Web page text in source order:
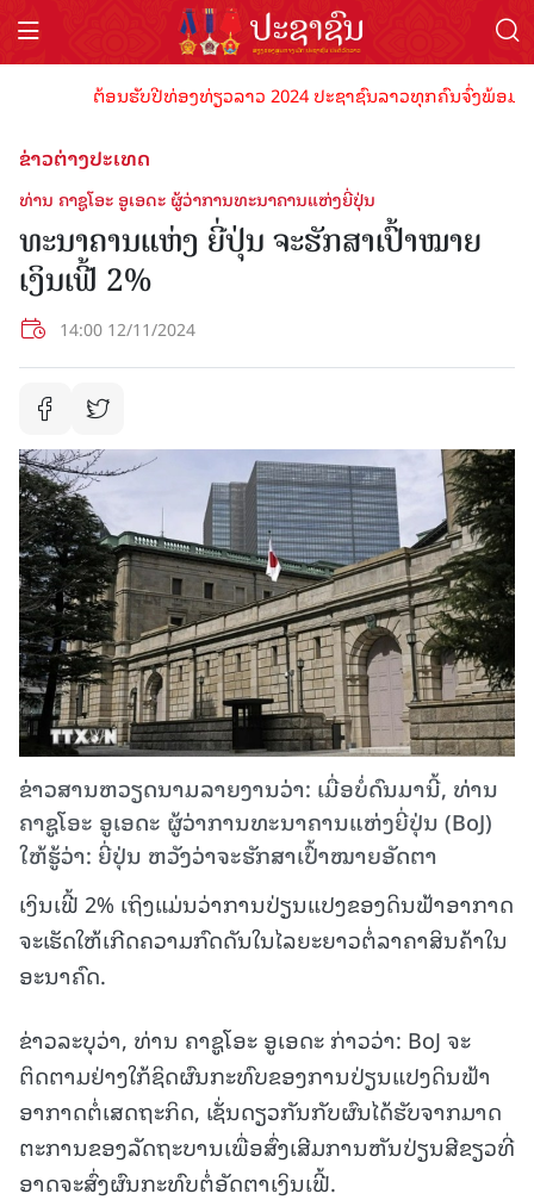
ຕ້ອນຮັບປີທ່ອງທ່ຽວລາວ 2024 ປະຊາຊົນລາວທຸກຄົນຈົ່ງພ້ອມເ
ຂ່າວຕ່າງປະເທດ
ທ່ານ ຄາຊູໂອະ ອູເອດະ ຜູ້ວ່າການທະນາຄານແຫ່ງຍີ່ປຸ່ນ
ທະນາຄານແຫ່ງ ຍີ່ປຸ່ນ ຈະຮັກສາເປົ້າໝາຍ
ເງິນເຟີ້ 2%
14:00 12/11/2024
ຂ່າວສານຫວຽດນາມລາຍງານວ່າ: ເມື່ອບໍ່ດົນມານີ້, ທ່ານ
ຄາຊູໂອະ ອູເອດະ ຜູ້ວ່າການທະນາຄານແຫ່ງຍີ່ປຸ່ນ (BoJ)
ໃຫ້ຮູ້ວ່າ: ຍີ່ປຸ່ນ ຫວັງວ່າຈະຮັກສາເປົ້າໝາຍອັດຕາ
ເງິນເຟີ້ 2% ເຖິງແມ່ນວ່າການປ່ຽນແປງຂອງດິນຟ້າອາກາດ
ຈະເຮັດໃຫ້ເກີດຄວາມກົດດັນໃນໄລຍະຍາວຕໍ່ລາຄາສິນຄ້າໃນ
ອະນາຄົດ.
ຂ່າວລະບຸວ່າ, ທ່ານ ຄາຊູໂອະ ອູເອດະ ກ່າວວ່າ: BoJ ຈະ
ຕິດຕາມຢ່າງໃກ້ຊິດຜົນກະທົບຂອງການປ່ຽນແປງດິນຟ້າ
ອາກາດຕໍ່ເສດຖະກິດ, ເຊັ່ນດຽວກັນກັບຜົນໄດ້ຮັບຈາກມາດ
ຕະການຂອງລັດຖະບານເພື່ອສົ່ງເສີມການຫັນປ່ຽນສີຂຽວທີ່
ອາດຈະສົ່ງຜົນກະທົບຕໍ່ອັດຕາເງິນເຟີ້.